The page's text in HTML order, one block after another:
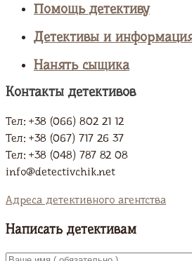
Помощь детективу
Детективы и
Нанять сыщика
Контакты детективов
Тел: +38 (066) 802 21 12
Тел: +38 (067) 717 26 37
Тел: +38 (048) 787 82 08
info@detectivchik.net
Адреса детективного агентства
Написать детективам